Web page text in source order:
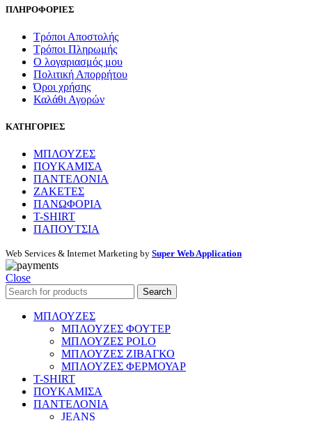
ΠΛΗΡΟΦΟΡΙΕΣ
Τρόποι Αποστολής
Τρόποι Πληρωμής
Ο λογαριασμός μου
Πολιτική Απορρήτου
Όροι χρήσης
Καλάθι Αγορών
ΚΑΤΗΓΟΡΙΕΣ
ΜΠΛΟΥΖΕΣ
ΠΟΥΚΑΜΙΣΑ
ΠΑΝΤΕΛΟΝΙΑ
ΖΑΚΕΤΕΣ
ΠΑΝΩΦΟΡΙΑ
T-SHIRT
ΠΑΠΟΥΤΣΙΑ
Web Services & Internet Marketing by Super Web Application
Close
Search
ΜΠΛΟΥΖΕΣ
ΜΠΛΟΥΖΕΣ ΦΟΥΤΕΡ
ΜΠΛΟΥΖΕΣ POLO
ΜΠΛΟΥΖΕΣ ΖΙΒΑΓΚΟ
ΜΠΛΟΥΖΕΣ ΦΕΡΜΟΥΑΡ
T-SHIRT
ΠΟΥΚΑΜΙΣΑ
ΠΑΝΤΕΛΟΝΙΑ
JEANS